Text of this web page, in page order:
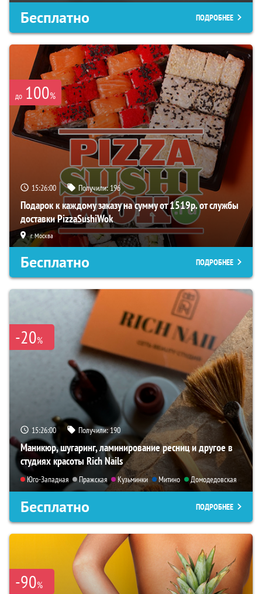
Бесплатно ПОДРОБНЕЕ
до 100%
15:25:59 Получили:196
Подарок к каждому заказу на сумму от 1519р. от службы
доставки PizzaSushiWok
г. Москва
Бесплатно ПОДРОБНЕЕ
-20%
15:25:59 Получили:190
Маникюр, шугаринг, ламинирование ресниц и другое в
студиях красоты Rich Nails
Юго-Западная Пражская Кузьминки Митино Домодедовская
Бесплатно ПОДРОБНЕЕ
-90%